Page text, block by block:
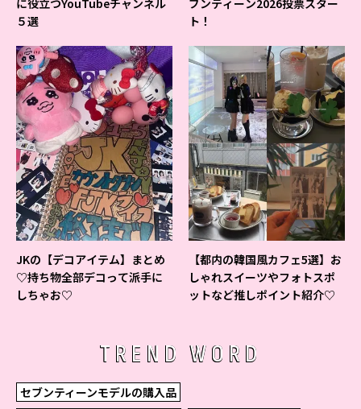
５選
ト！
JKの【デコアイテム】まとめ
♡持ち物全部デコって派手に
しちゃお♡
【都内の韓国風カフェ5選】お
しゃれスイーツやフォトスポ
ットなど推しポイント紹介♡
TREND WORD
セブンティーンモデルの購入品